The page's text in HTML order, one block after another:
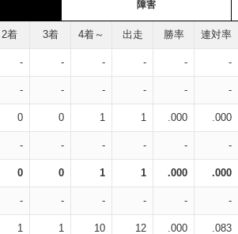
障害
2着 3着 4着～ 出走 勝率 連対率
- - - - - -
- - - - - -
0 0 1 1 .000 .000
- - - - - -
0 0 1 1 .000 .000
- - - - - -
1 1 10 12 .000 .083